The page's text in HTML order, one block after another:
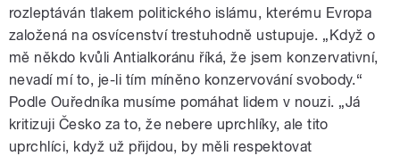
rozleptáván tlakem politického islámu, kterému Evropa
založená na osvícenství trestuhodně ustupuje. „Když o
mě někdo kvůli Antialkoránu říká, že jsem konzervativní,
nevadí mí to, je-li tím míněno konzervování svobody.“
Podle Ouředníka musíme pomáhat lidem v nouzi. „Já
kritizuji Česko za to, že nebere uprchlíky, ale tito
uprchlíci, když už přijdou, by měli respektovat